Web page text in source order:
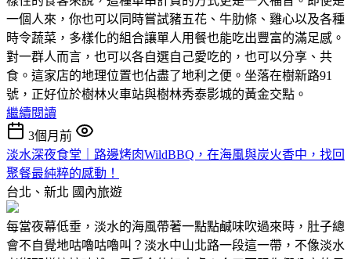
一個人來，你也可以同時嘗試豬五花、牛肋條、雞心以及各種
時令蔬菜，多樣化的組合讓單人用餐也能吃出豐富的滿足感。
對一群人而言，也可以各自選自己愛吃的，也可以分享、共
食。這家店的地理位置也佔盡了地利之便。坐落在樹新路91
號，正好位於樹林火車站與樹林秀泰影城的黃金交點。
繼續閱讀
3個月前
淡水深夜食堂｜路邊烤肉WildBBQ，在海風與炭火香中，找回
聚餐最純粹的感動！
台北、新北 國內旅遊
每當夜幕低垂，淡水的海風帶著一點點鹹味吹過來時，肚子總
會不自覺地咕嚕咕嚕叫？淡水中山北路一段這一帶，不像淡水